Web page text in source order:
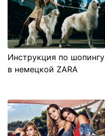
Инструкция по шопингу
в немецкой ZARA